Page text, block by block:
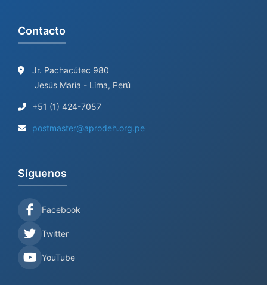
Contacto
Jr. Pachacútec 980
Jesús María - Lima, Perú
+51 (1) 424-7057
postmaster@aprodeh.org.pe
Síguenos
Facebook
Twitter
YouTube